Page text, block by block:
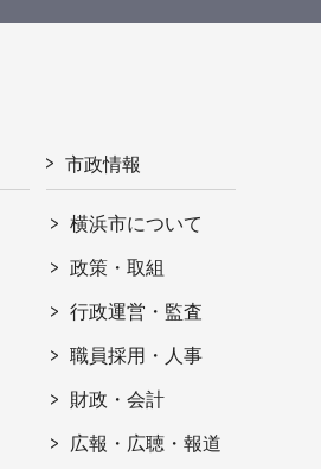
市政情報
横浜市について
政策・取組
行政運営・監査
職員採用・人事
財政・会計
広報・広聴・報道